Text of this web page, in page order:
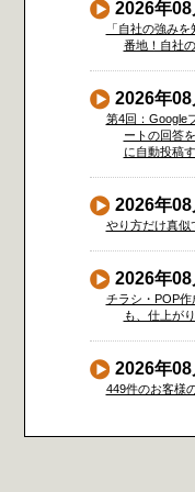
2026年08
「自社の強み
番地！自社
2026年08
第4回：Google
ートの回答
に自動投稿
2026年08
やり方だけ真似
2026年08
チラシ・POP
も、仕上が
2026年08
449件のお客様